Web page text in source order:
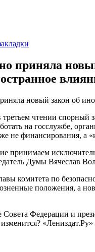
приняла
третьем чтении спорный
на госслужбе,
не финансирования, а
принимаем
Думы Вячеслав
комитета по
положения, а
Совета Федерации и